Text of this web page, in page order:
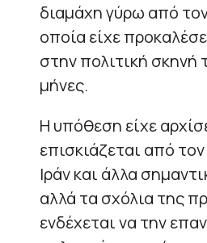
διαμάχη γύρω από
οποία είχε
στην πολιτική σκηνή
μήνες.
Η υπόθεση είχε
επισκιάζεται από
Ιράν και άλλα
αλλά τα σχόλια της
ενδέχεται να την